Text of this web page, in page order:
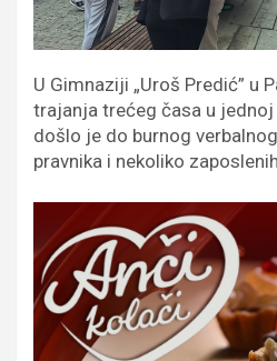
U Gimnaziji „Uroš Predić” u
trajanja trećeg časa u
došlo je do burnog
pravnika i nekoliko